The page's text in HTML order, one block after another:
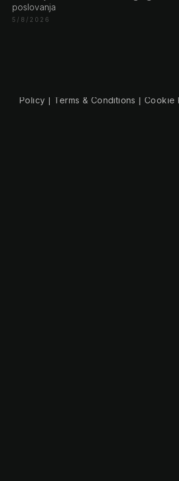
poslovanja
5/8/2026
Policy | Terms & Conditions |Cookie